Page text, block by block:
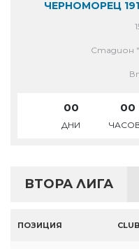
ЧЕРНОМОРЕЦ
Стадион
00
ДНИ
00
ВТОРА ЛИГА
ПОЗИЦИЯ CLUB